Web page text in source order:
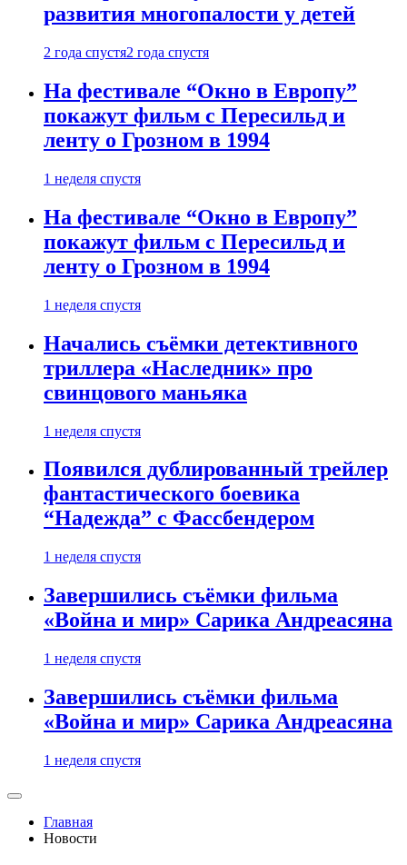
развития многопалости у детей
2 года спустя2 года спустя
На фестивале “Окно в Европу”
покажут фильм с Пересильд и
ленту о Грозном в 1994
1 неделя спустя
На фестивале “Окно в Европу”
покажут фильм с Пересильд и
ленту о Грозном в 1994
1 неделя спустя
Начались съёмки детективного
триллера «Наследник» про
свинцового маньяка
1 неделя спустя
Появился дублированный трейлер
фантастического боевика
“Надежда” с Фассбендером
1 неделя спустя
Завершились съёмки фильма
«Война и мир» Сарика Андреасяна
1 неделя спустя
Завершились съёмки фильма
«Война и мир» Сарика Андреасяна
1 неделя спустя
Главная
Новости